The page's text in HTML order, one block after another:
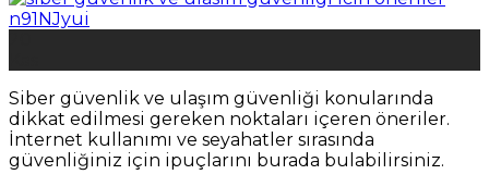
Siber güvenlik ve ulaşım güvenliği konularında
dikkat edilmesi gereken noktaları içeren öneriler.
İnternet kullanımı ve seyahatler sırasında
güvenliğiniz için ipuçlarını burada bulabilirsiniz.